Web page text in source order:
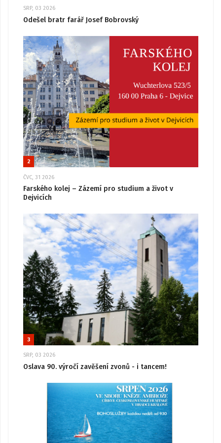
SRP, 03 2026
Odešel bratr farář Josef Bobrovský
2
ČVC, 31 2026
Farského kolej – Zázemí pro studium a život v
Dejvicích
3
SRP, 03 2026
Oslava 90. výročí zavěšení zvonů - i tancem!